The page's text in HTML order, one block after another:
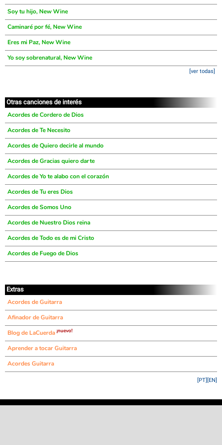
Soy tu hijo, New Wine
Caminaré por fé, New Wine
Eres mi Paz, New Wine
Yo soy sobrenatural, New Wine
[ver todas]
Otras canciones de interés
Acordes de Cordero de Dios
Acordes de Te Necesito
Acordes de Quiero decirle al mundo
Acordes de Gracias quiero darte
Acordes de Yo te alabo con el corazón
Acordes de Tu eres Dios
Acordes de Somos Uno
Acordes de Nuestro Dios reina
Acordes de Todo es de mi Cristo
Acordes de Fuego de Dios
Extras
Acordes de Guitarra
Afinador de Guitarra
Blog de LaCuerda ¡nuevo!
Aprender a tocar Guitarra
Acordes Guitarra
[EN]
[PT]